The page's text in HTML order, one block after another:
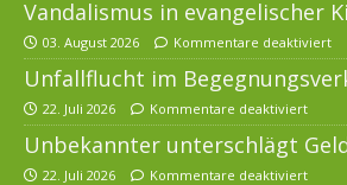
Vandalismus in evangelischer
03. August 2026 Kommentare deaktiviert
Unfallflucht im
22. Juli 2026 Kommentare deaktiviert
Unbekannter unterschlägt
22. Juli 2026 Kommentare deaktiviert